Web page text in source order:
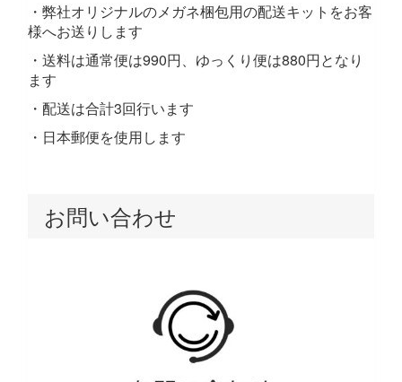
・弊社オリジナルのメガネ梱包用の配送キットをお客
様へお送りします
・送料は通常便は990円、ゆっくり便は880円となり
ます
・配送は合計3回行います
・日本郵便を使用します
お問い合わせ